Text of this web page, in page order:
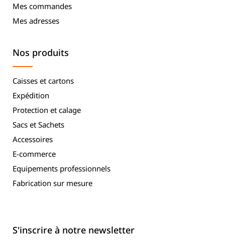
Mes commandes
Mes adresses
Nos produits
Caisses et cartons
Expédition
Protection et calage
Sacs et Sachets
Accessoires
E-commerce
Equipements professionnels
Fabrication sur mesure
S'inscrire à notre newsletter